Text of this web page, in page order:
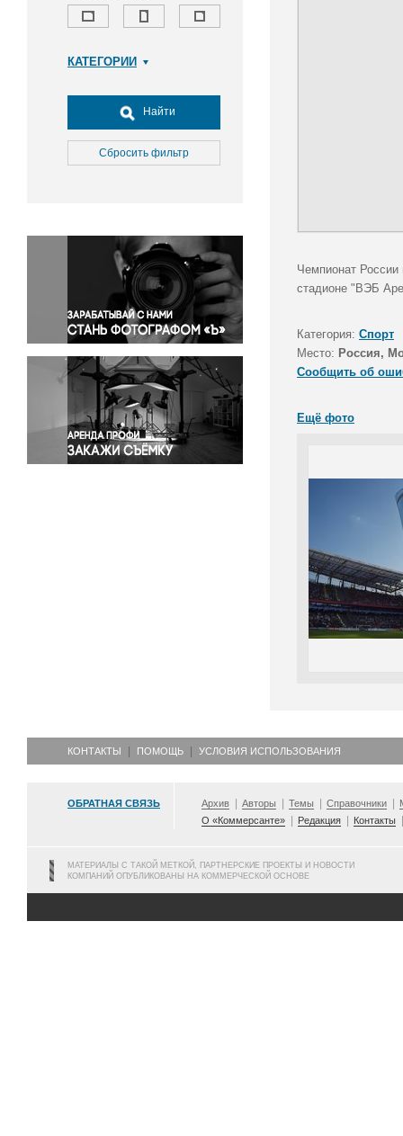
КАТЕГОРИИ
Досуг, туризм и отдых
Культура
Медицина
Окружающая среда
Политика
Правосудие
Происшествия и конфликты
Религия
Светская жизнь
Спорт
Экология
Экономика и бизнес
Найти
Сбросить фильтр
Чемпионат
стадионе "ВЭБ
Категория: Спорт
Место: Россия,
Сообщить об
Ещё фото
КОНТАКТЫ ПОМОЩЬ УСЛОВИЯ ИСПОЛЬЗОВАНИЯ
ОБРАТНАЯ СВЯЗЬ Архив Авторы Темы Справочники
О «Коммерсанте»
Редакция Контакты
МАТЕРИАЛЫ С ТАКОЙ МЕТКОЙ, ПАРТНЕРСКИЕ ПРОЕКТЫ И НОВОСТИ
КОМПАНИЙ ОПУБЛИКОВАНЫ НА КОММЕРЧЕСКОЙ ОСНОВЕ